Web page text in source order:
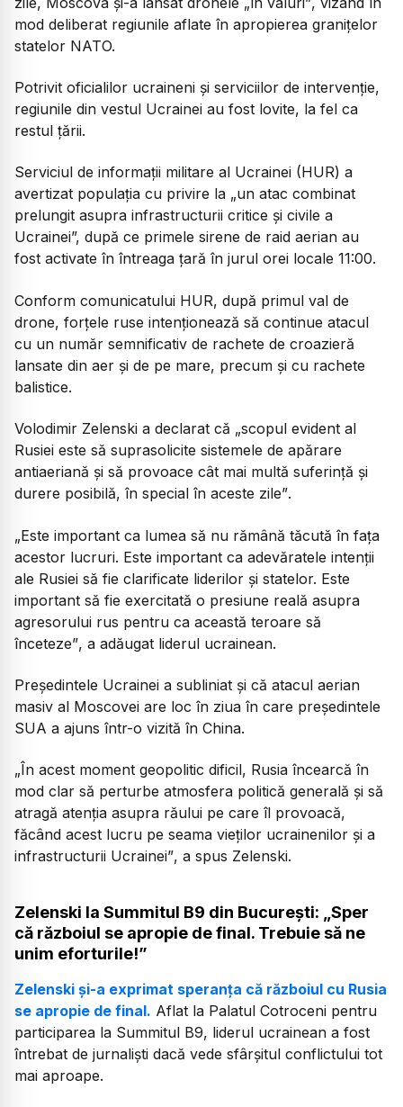
mod deliberat regiunile aflate în apropierea granițelor
statelor NATO.
Potrivit oficialilor ucraineni și serviciilor de intervenție,
regiunile din vestul Ucrainei au fost lovite, la fel ca
restul țării.
Serviciul de informații militare al Ucrainei (HUR) a
avertizat populația cu privire la „un atac combinat
prelungit asupra infrastructurii critice și civile a
Ucrainei”, după ce primele sirene de raid aerian au
fost activate în întreaga țară în jurul orei locale 11:00.
Conform comunicatului HUR, după primul val de
drone, forțele ruse intenționează să continue atacul
cu un număr semnificativ de rachete de croazieră
lansate din aer și de pe mare, precum și cu rachete
balistice.
Volodimir Zelenski a declarat că „scopul evident al
Rusiei este să suprasolicite sistemele de apărare
antiaeriană și să provoace cât mai multă suferință și
durere posibilă, în special în aceste zile”.
„Este important ca lumea să nu rămână tăcută în fața
acestor lucruri. Este important ca adevăratele intenții
ale Rusiei să fie clarificate liderilor și statelor. Este
important să fie exercitată o presiune reală asupra
agresorului rus pentru ca această teroare să
înceteze”, a adăugat liderul ucrainean.
Președintele Ucrainei a subliniat și că atacul aerian
masiv al Moscovei are loc în ziua în care președintele
SUA a ajuns într-o vizită în China.
„În acest moment geopolitic dificil, Rusia încearcă în
mod clar să perturbe atmosfera politică generală și să
atragă atenția asupra răului pe care îl provoacă,
făcând acest lucru pe seama vieților ucrainenilor și a
infrastructurii Ucrainei”, a spus Zelenski.
Zelenski la Summitul B9 din București: „Sper
că războiul se apropie de final. Trebuie să ne
unim eforturile!”
Zelenski și-a exprimat speranța că războiul cu Rusia
se apropie de final. Aflat la Palatul Cotroceni pentru
participarea la Summitul B9, liderul ucrainean a fost
întrebat de jurnaliști dacă vede sfârșitul conflictului tot
mai aproape.